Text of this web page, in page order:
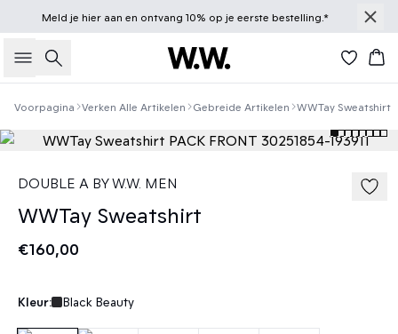
Meld je hieraan en ontvang 10% op je eerste bestelling.*
Zoeken
Voorpagina Verken Alle Artikelen Gebreide Artikelen WWTay Sweatshirt
DOUBLE A BY W.W. MEN
WWTay Sweatshirt
€160,00
Kleur: Black Beauty